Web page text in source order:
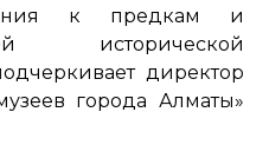
к предкам и
исторической
директор
города Алматы»